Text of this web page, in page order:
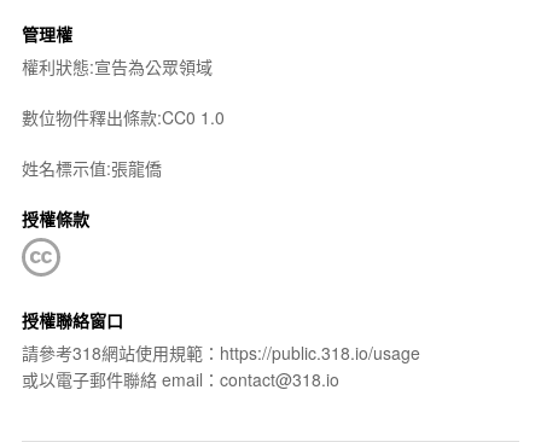
管理權
權利狀態:宣告為公眾領域
數位物件釋出條款:CC0 1.0
姓名標示值:張龍僑
授權條款
授權聯絡窗口
請參考318網站使用規範：https://public.318.io/usage
或以電子郵件聯絡 email：contact@318.io